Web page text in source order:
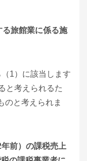
る旅館業に係る施
1）に該当します
と考えられるた
のと考えられま
前）の課税売上